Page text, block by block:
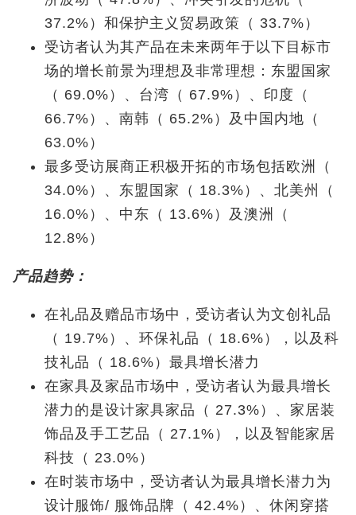
37.2%）和保护主义贸易政策（ 33.7%）
受访者认为其产品在未来两年于以下目标市
场的增长前景为理想及非常理想：东盟国家
（ 69.0%）、台湾（ 67.9%）、印度（
66.7%）、南韩（ 65.2%）及中国内地（
63.0%）
最多受访展商正积极开拓的市场包括欧洲（
34.0%）、东盟国家（ 18.3%）、北美州（
16.0%）、中东（ 13.6%）及澳洲（
12.8%）
产品趋势：
在礼品及赠品市场中，受访者认为文创礼品
（ 19.7%）、环保礼品（ 18.6%），以及科
技礼品（ 18.6%）最具增长潜力
在家具及家品市场中，受访者认为最具增长
潜力的是设计家具家品（ 27.3%）、家居装
饰品及手工艺品（ 27.1%），以及智能家居
科技（ 23.0%）
在时装市场中，受访者认为最具增长潜力为
设计服饰/ 服饰品牌（ 42.4%）、休闲穿搭